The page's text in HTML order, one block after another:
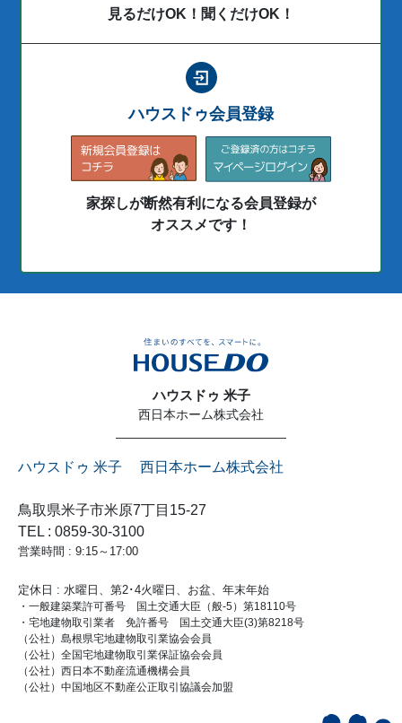
見るだけOK！聞くだけOK！
ハウスドゥ会員登録
家探しが断然有利になる会員登録が
オススメです！
ハウスドゥ 米子
西日本ホーム株式会社
ハウスドゥ 米子 西日本ホーム株式会社
鳥取県米子市米原7丁目15-27
TEL : 0859-30-3100
営業時間 : 9:15～17:00
定休日 : 水曜日、第2･4火曜日、お盆、年末年始
・一般建築業許可番号 国土交通大臣（般-5）第18110号
・宅地建物取引業者 免許番号 国土交通大臣(3)第8218号
（公社）島根県宅地建物取引業協会会員
（公社）全国宅地建物取引業保証協会会員
（公社）西日本不動産流通機構会員
（公社）中国地区不動産公正取引協議会加盟